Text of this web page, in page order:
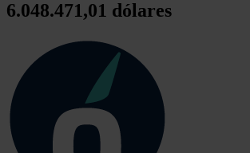
6.048.471,01 dólares